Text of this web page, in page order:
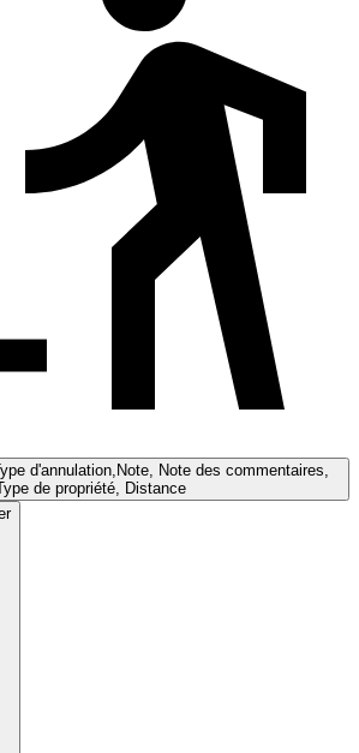
d'annulation,Note, Note des commentaires,
de propriété, Distance